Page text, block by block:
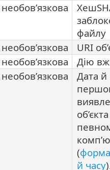
необов’язкова
файлу
необов’язкова
URI
необов’язкова
Дію
необов’язкова
Дата й
(
й часу